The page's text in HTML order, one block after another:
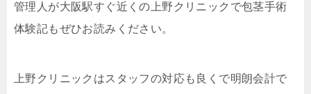
管理人が大阪駅すぐ近くの上野クリニックで包茎手術
体験記もぜひお読みください。
上野クリニックはスタッフの対応も良くで明朗会計で